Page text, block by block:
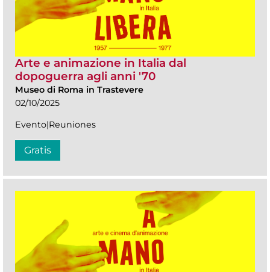
Arte e animazione in Italia dal
dopoguerra agli anni '70
Museo di Roma in Trastevere
02/10/2025
Evento|Reuniones
Gratis